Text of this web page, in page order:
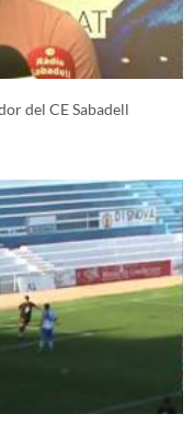
del CE Sabadell